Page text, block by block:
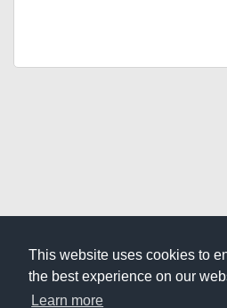
This website uses cookies to
the best experience on our
Learn more